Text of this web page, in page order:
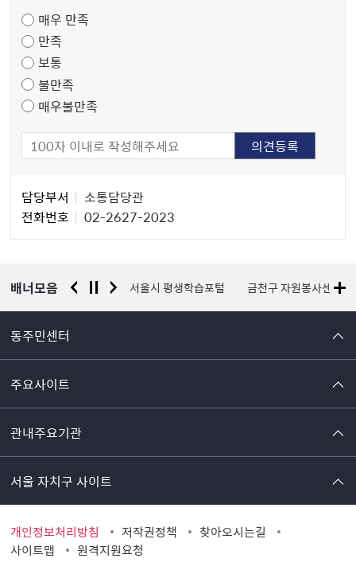
도
조
사
매우 만족
만족
보통
불만족
매우불만족
자
담당부서
소통담당관
전화번호
02-2627-2023
배너모음
경찰청 유실물 통합포털 서울시 평생학습포털 금천구 자원봉사센터
동주민센터
주요사이트
관내주요기관
서울 자치구 사이트
개인정보처리방침 저작권정책
찾아오시는길
사이트맵
원격지원요청